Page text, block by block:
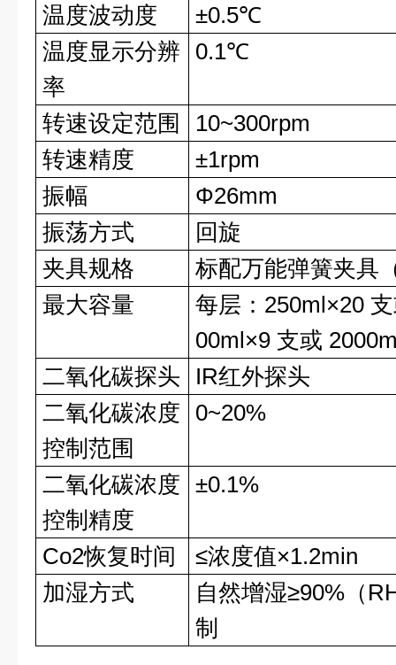
温度波动度
±0.5℃
温度显示分辨
率
0.1℃
转速设定范围
10~300rpm
转速精度
±1rpm
振幅
Φ26mm
振荡方式
回旋
夹具规格
标配万能弹簧夹具
最大容量
每层：250ml×20
00ml×9 支或
二氧化碳探头
IR红外探头
二氧化碳浓度
控制范围
0~20%
二氧化碳浓度
控制精度
±0.1%
Co2恢复时间
≤浓度值×1.2min
加湿方式
自然增湿≥90%（
制